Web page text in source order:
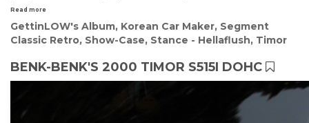
Read more
GettinLOW's Album, Korean Car Maker, Segment
Classic Retro, Show-Case, Stance - Hellaflush, Timor
BENK-BENK'S 2000 TIMOR S515I DOHC